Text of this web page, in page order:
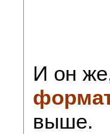
И он
выше.